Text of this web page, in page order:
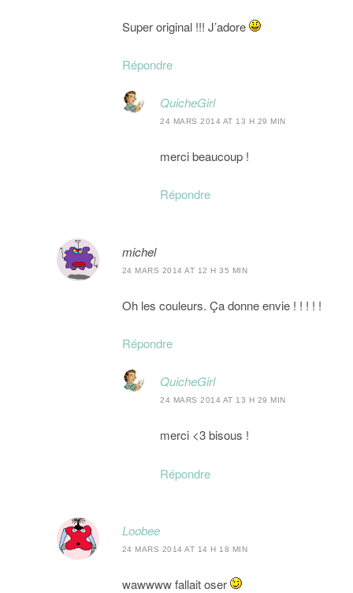
Super original !!! J’adore
Répondre
QuicheGirl
24 MARS 2014 AT 13 H 29 MIN
merci beaucoup !
Répondre
michel
24 MARS 2014 AT 12 H 35 MIN
Oh les couleurs. Ça donne envie ! ! ! ! !
Répondre
QuicheGirl
24 MARS 2014 AT 13 H 29 MIN
merci <3 bisous !
Répondre
Loobee
24 MARS 2014 AT 14 H 18 MIN
wawwww fallait oser